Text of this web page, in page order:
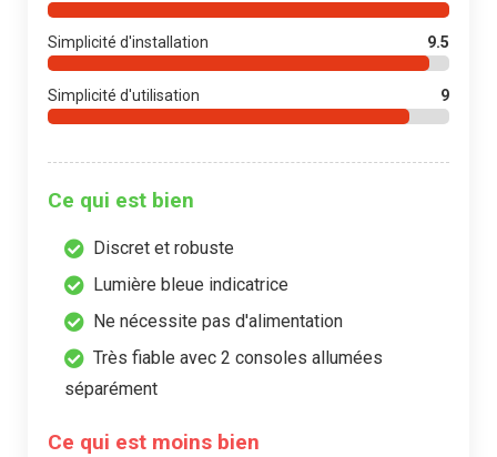
Simplicité d'installation 9.5
Simplicité d'utilisation 9
Ce qui est bien
Discret et robuste
Lumière bleue indicatrice
Ne nécessite pas d'alimentation
Très fiable avec 2 consoles allumées
séparément
Ce qui est moins bien